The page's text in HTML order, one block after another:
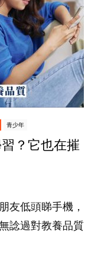
青少年
習？它也在摧
友低頭睇手機，
諗過對教養品質